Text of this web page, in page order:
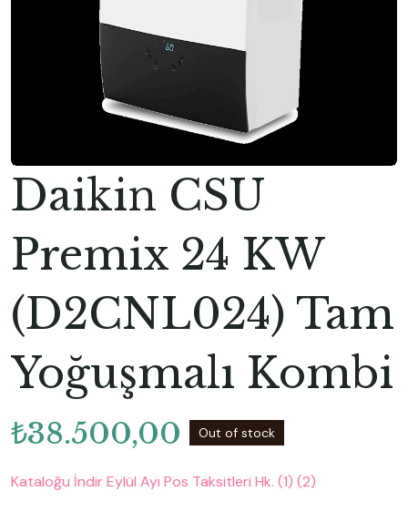
Daikin CSU
Premix 24 KW
(D2CNL024) Tam
Yoğuşmalı Kombi
₺38.500,00 Out of stock
Kataloğu İndirEylül Ayı Pos Taksitleri Hk. (1) (2)